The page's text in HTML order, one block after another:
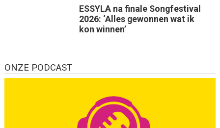
ESSYLA na finale Songfestival
2026: ‘Alles gewonnen wat ik
kon winnen’
ONZE PODCAST